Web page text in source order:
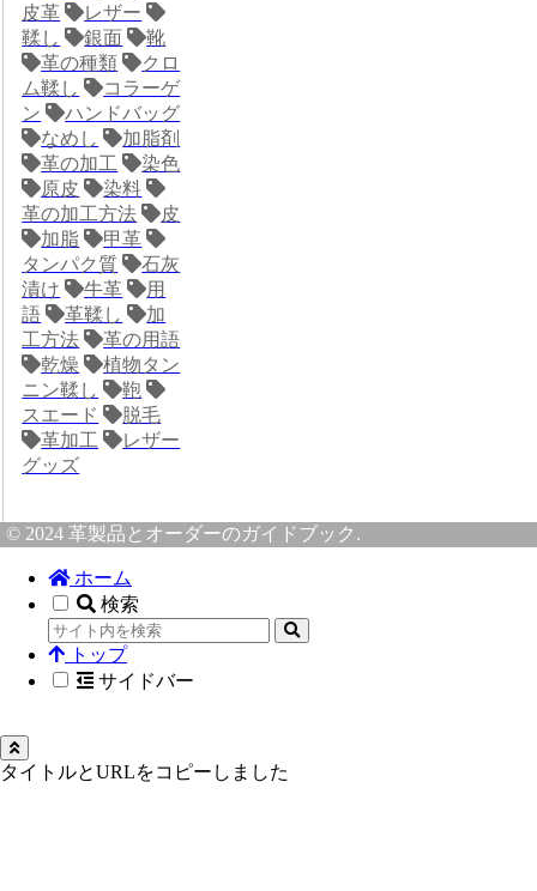
皮革
レザー
鞣し
銀面
靴
革の種類
クロ
ム鞣し
コラーゲ
ン
ハンドバッグ
なめし
加脂剤
革の加工
染色
原皮
染料
革の加工方法
皮
加脂
甲革
タンパク質
石灰
漬け
牛革
用
語
革鞣し
加
工方法
革の用語
乾燥
植物タン
ニン鞣し
鞄
スエード
脱毛
革加工
レザー
グッズ
© 2024 革製品とオーダーのガイドブック.
ホーム
検索
トップ
サイドバー
タイトルとURLをコピーしました